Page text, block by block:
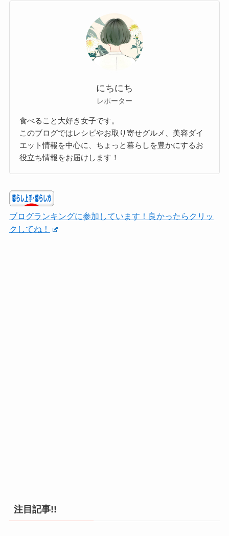
にちにち
レポーター
食べること大好き女子です。
このブログではレシピやお取り寄せグルメ、美容ダイ
エット情報を中心に、ちょっと暮らしを豊かにするお
役立ち情報をお届けします！
ブログランキングに参加しています！良かったらクリッ
クしてね！
注目記事!!